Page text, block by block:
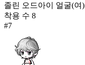
졸린 오드아이 얼굴(여)
착용 수 8
#7